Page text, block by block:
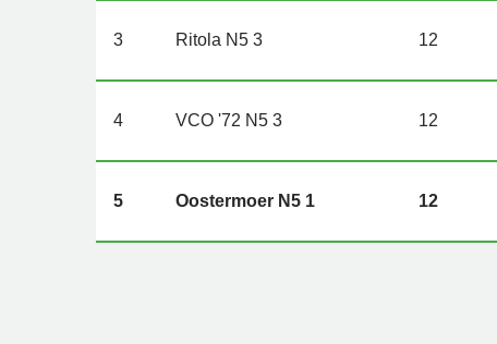
3 Ritola N5 3 12
4 VCO '72 N5 3 12
5 Oostermoer N5 1 12